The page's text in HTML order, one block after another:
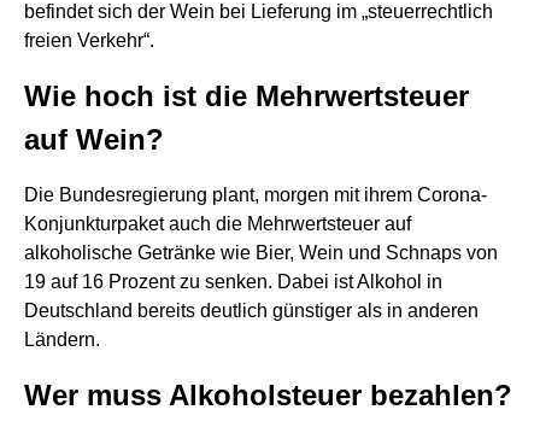
befindet sich der Wein bei Lieferung im „steuerrechtlich
freien Verkehr“.
Wie hoch ist die Mehrwertsteuer
auf Wein?
Die Bundesregierung plant, morgen mit ihrem Corona-
Konjunkturpaket auch die Mehrwertsteuer auf
alkoholische Getränke wie Bier, Wein und Schnaps von
19 auf 16 Prozent zu senken. Dabei ist Alkohol in
Deutschland bereits deutlich günstiger als in anderen
Ländern.
Wer muss Alkoholsteuer bezahlen?